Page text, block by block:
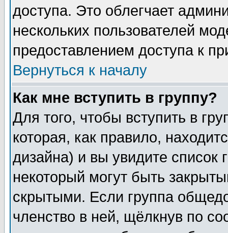
доступа. Это облегчает
нескольких пользователей
предоставлением доступа к
Вернуться к началу
Как мне вступить в группу?
Для того, чтобы вступить в
которая, как правило,
дизайна) и вы увидите список
некоторый могут быть
скрытыми. Если группа
членство в ней, щёлкнув по